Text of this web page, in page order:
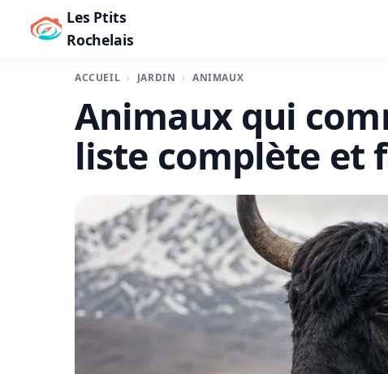
Les Ptits
Rochelais
ACCUEIL JARDIN ANIMAUX
Animaux qui
liste complète et